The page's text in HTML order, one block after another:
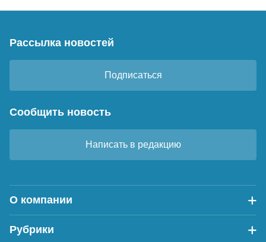
Рассылка новостей
Подписаться
Сообщить новость
Написать в редакцию
О компании
Рубрики